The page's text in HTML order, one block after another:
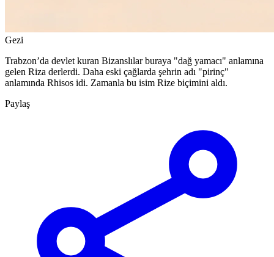
Gezi
Trabzon’da devlet kuran Bizanslılar buraya "dağ yamacı" anlamına
gelen Riza derlerdi. Daha eski çağlarda şehrin adı "pirinç"
anlamında Rhisos idi. Zamanla bu isim Rize biçimini aldı.
Paylaş